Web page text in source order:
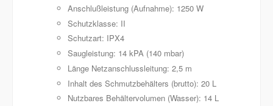
Anschlußleistung (Aufnahme): 1250 W
Schutzklasse: II
Schutzart: IPX4
Saugleistung: 14 kPA (140 mbar)
Länge Netzanschlussleitung: 2,5 m
Inhalt des Schmutzbehälters (brutto): 20 L
Nutzbares Behältervolumen (Wasser): 14 L